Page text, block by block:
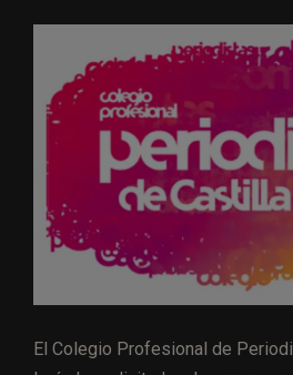
El Colegio Profesional de